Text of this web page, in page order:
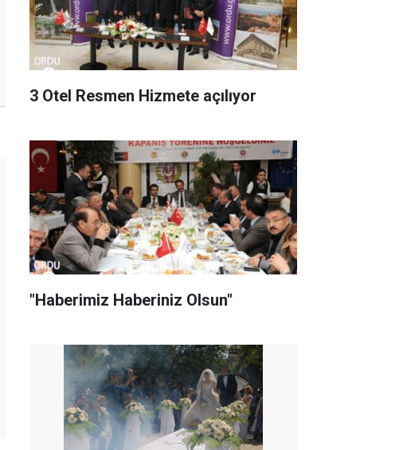
3 Otel Resmen Hizmete açılıyor
"Haberimiz Haberiniz Olsun"